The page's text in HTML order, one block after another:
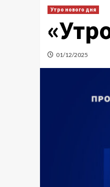
Утро нового дня
01/12/2025